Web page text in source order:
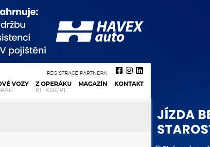
VOZY
Z OPERÁKU
KE KOUPI
MAGAZÍN KONTAKT
REGISTRACE PARTNERA